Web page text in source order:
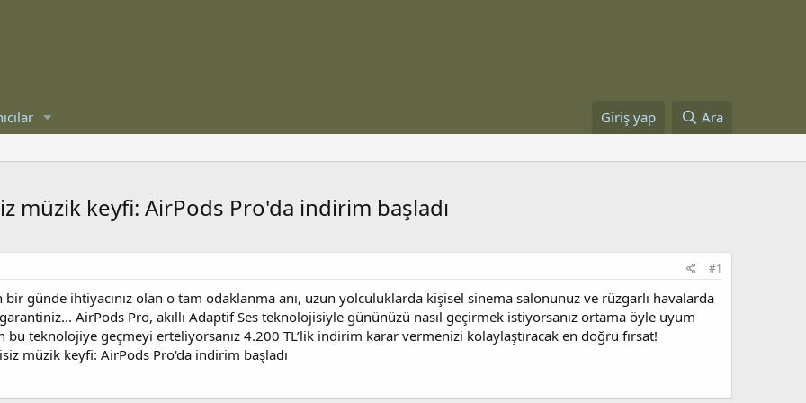
Giriş yap Ara
müzik keyfi: AirPods Pro'da indirim başladı
#1
günde ihtiyacınız olan o tam odaklanma anı, uzun yolculuklarda kişisel sinema salonunuz ve rüzgarlı havalarda
AirPods Pro, akıllı Adaptif Ses teknolojisiyle gününüzü nasıl geçirmek istiyorsanız ortama öyle uyum
bu teknolojiye geçmeyi erteliyorsanız 4.200 TL’lik indirim karar vermenizi kolaylaştıracak en doğru fırsat!
müzik keyfi: AirPods Pro'da indirim başladı